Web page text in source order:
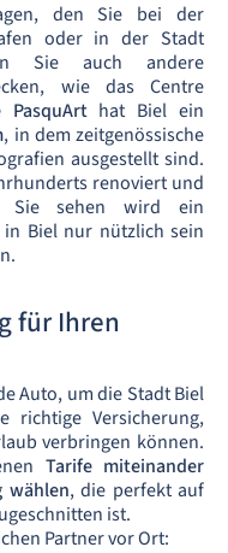
den Sie bei der
oder in der Stadt
Sie auch andere
wie das Centre
PasquArthat Biel ein
, in dem zeitgenössische
ausgestellt sind.
renoviert und
Sie sehen wird ein
Biel nur nützlich sein
für Ihren
Auto, um die Stadt Biel
richtige Versicherung,
verbringen können.
Tarife miteinander
wählen, die perfekt auf
ist.
Partner vor Ort: